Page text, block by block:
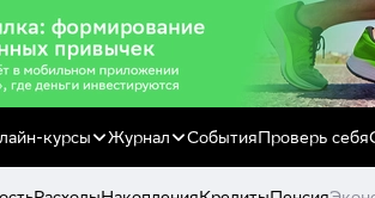
курсы Журнал СобытияПроверь себя